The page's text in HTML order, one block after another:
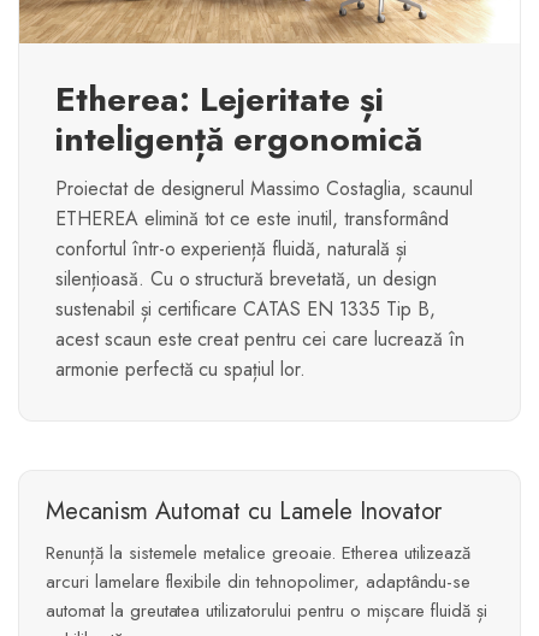
Etherea: Lejeritate și
inteligență ergonomică
Proiectat de designerul Massimo Costaglia, scaunul
ETHEREA elimină tot ce este inutil, transformând
confortul într-o experiență fluidă, naturală și
silențioasă. Cu o structură brevetată, un design
sustenabil și certificare CATAS EN 1335 Tip B,
acest scaun este creat pentru cei care lucrează în
armonie perfectă cu spațiul lor.
Mecanism Automat cu Lamele Inovator
Renunță la sistemele metalice greoaie. Etherea utilizează
arcuri lamelare flexibile din tehnopolimer, adaptându-se
automat la greutatea utilizatorului pentru o mișcare fluidă și